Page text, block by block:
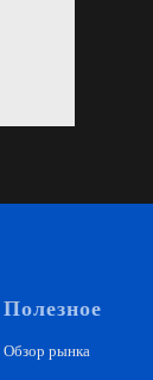
Полезное
Обзор рынка